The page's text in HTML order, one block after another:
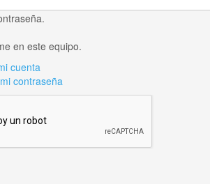
en este equipo.
cuenta
contraseña